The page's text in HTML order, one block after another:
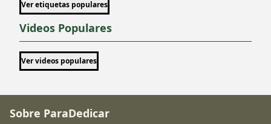
Ver etiquetas populares
Videos Populares
Ver videos populares
Sobre ParaDedicar